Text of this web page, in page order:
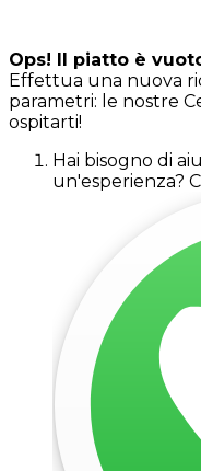
Ops! Il piatto è
Effettua una nuova
parametri: le nostre
ospitarti!
Hai bisogno di
un'esperienza?